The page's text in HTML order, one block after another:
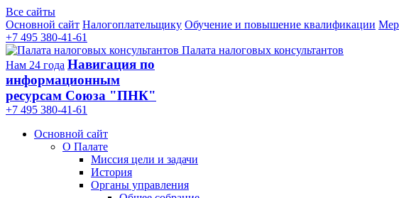
Все сайты
Основной сайт Налогоплательщику Обучение и повышение квалификации
+7 495 380-41-61
Палата налоговых консультантов
Нам 24 года Навигация по
информационным
ресурсам Союза "ПНК"
+7 495 380‑41‑61
Основной сайт
О Палате
Миссия цели и задачи
История
Органы управления